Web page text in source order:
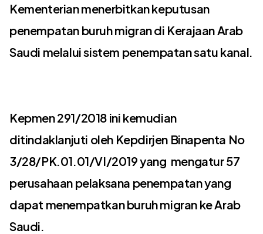
Kementerian menerbitkan keputusan
penempatan buruh migran di Kerajaan Arab
Saudi melalui sistem penempatan satu kanal.
Kepmen 291/2018 ini kemudian
ditindaklanjuti oleh Kepdirjen Binapenta No
3/28/PK.01.01/VI/2019 yang mengatur 57
perusahaan pelaksana penempatan yang
dapat menempatkan buruh migran ke Arab
Saudi.